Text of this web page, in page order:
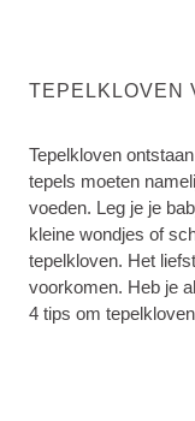
TEPELKLOVEN
Tepelkloven
tepels moeten
voeden. Leg je je
kleine wondjes of
tepelkloven. Het
voorkomen. Heb je
4 tips om